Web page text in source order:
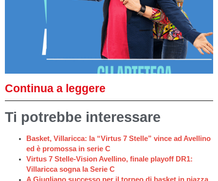
Continua a leggere
Ti potrebbe interessare
Basket, Villaricca: la “Virtus 7 Stelle” vince ad Avellino
ed è promossa in serie C
Virtus 7 Stelle-Vision Avellino, finale playoff DR1:
Villaricca sogna la Serie C
A Giugliano successo per il torneo di basket in piazza